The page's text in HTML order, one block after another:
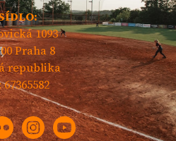
1093
Praha 8
republika
InstagramYouTube